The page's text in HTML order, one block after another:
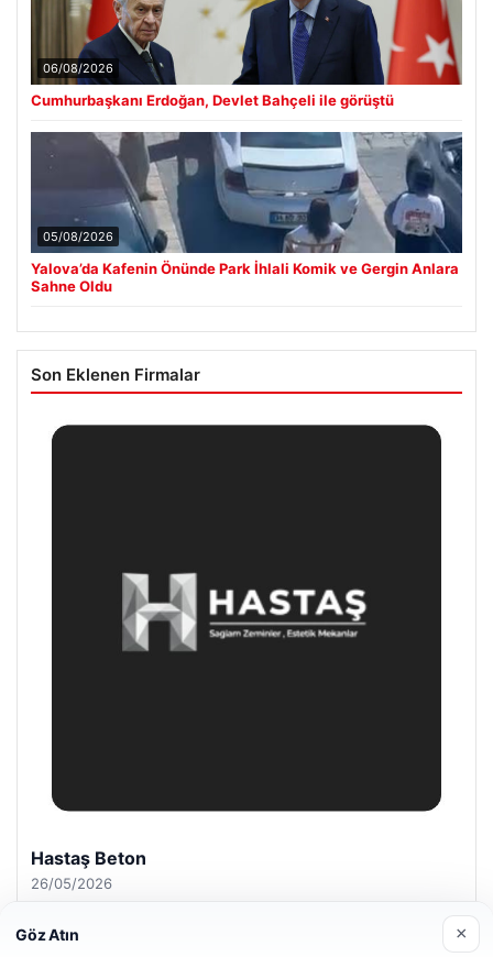
06/08/2026
Cumhurbaşkanı Erdoğan, Devlet Bahçeli ile görüştü
05/08/2026
Yalova’da Kafenin Önünde Park İhlali Komik ve Gergin Anlara
Sahne Oldu
Son Eklenen Firmalar
Hastaş Beton
26/05/2026
Göz Atın ×